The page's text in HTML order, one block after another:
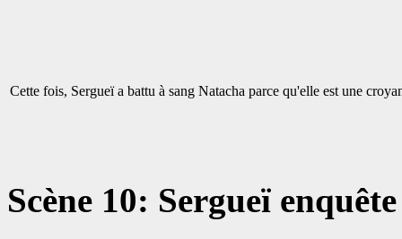
Cette fois, Sergueï a battu à sang Natacha parce qu'elle est une
Scène 10: Sergueï